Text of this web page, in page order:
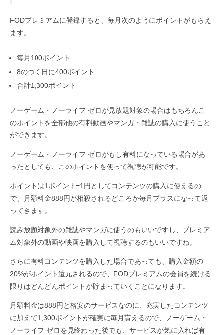
FODプレミアムに登録すると、毎月次のようにポイントがもらえ
ます。
毎月100ポイント
8のつく日に400ポイント
合計1,300ポイント
ノーゲーム・ノーライフ ゼロが見放題対象の場合はもちろんこ
のポイントを全部他の有料動画やマンガ・雑誌の購入に使うこと
ができます。
ノーゲーム・ノーライフ ゼロがもし有料になっている場合があ
ったとしても、このポイントを使って視聴が可能です。
ポイントは1ポイント=1円としてコンテンツの購入に使えるの
で、月額料金888円が相殺されるどころか毎月プラスになって返
ってきます。
読み放題対象外の雑誌やマンガに使うのもいいですし、プレミア
ム対象外の動画や映画を購入して視聴するのもいいですね。
さらに有料コンテンツを購入した場合であっても、購入金額の
20%がポイント還元されるので、FODプレミアムの会員を続ける
限りはどんどんポイントが貯まっていくことになります。
月額料金は888円と格安のサービスなのに、充実したコンテンツ
に加えて1,300ポイントが確実に毎月貰えるので、ノーゲーム・
ノーライフ ゼロを見終わった後でも、サービスが気に入れば有